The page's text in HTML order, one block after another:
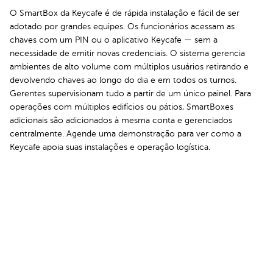
O SmartBox da Keycafe é de rápida instalação e fácil de ser
adotado por grandes equipes. Os funcionários acessam as
chaves com um PIN ou o aplicativo Keycafe — sem a
necessidade de emitir novas credenciais. O sistema gerencia
ambientes de alto volume com múltiplos usuários retirando e
devolvendo chaves ao longo do dia e em todos os turnos.
Gerentes supervisionam tudo a partir de um único painel. Para
operações com múltiplos edifícios ou pátios, SmartBoxes
adicionais são adicionados à mesma conta e gerenciados
centralmente. Agende uma demonstração para ver como a
Keycafe apoia suas instalações e operação logística.